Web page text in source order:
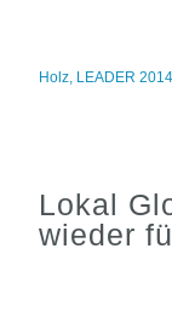
Holz, LEADER
Lokal
wieder